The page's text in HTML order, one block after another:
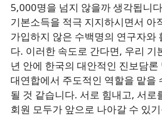
5,000명을 넘지 않을까 생각됩니
기본소득을 적극 지지하시면서 아
가입하지 않은 수백명의 연구자와
다. 이러한 속도로 간다면, 우리 기
년 안에 한국의 대안적인 진보담
대연합에서 주도적인 역할을 맡을
될 것 같습니다. 서로 힘내고, 서로
회원 모두가 앞으로 나아갈 수 있